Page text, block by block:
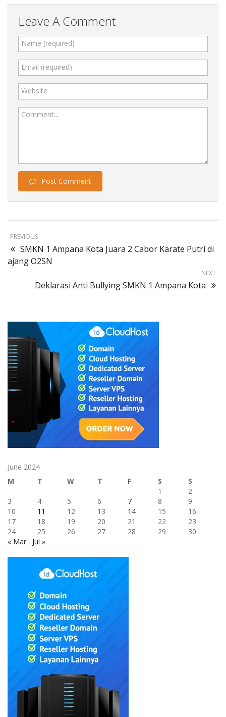
Leave A Comment
Name (required)
Email (required)
Website
Comment...
Post Comment
PREVIOUS
SMKN 1 Ampana Kota Juara 2 Cabor Karate Putri di
ajang O2SN
NEXT
Deklarasi Anti Bullying SMKN 1 Ampana Kota
June 2024
M
T W T F S
S
1
2
3
4 5 6 7 8
9
10
11 12 13 14 15
16
17
18 19 20 21 22
23
24
25 26 27 28 29
30
« Mar
Jul »